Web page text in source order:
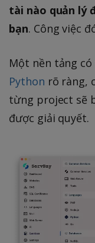
tài nào quản lý
bạn. Công việc
Một nền tảng
Python rõ ràng,
từng project sẽ
được giải quyết.